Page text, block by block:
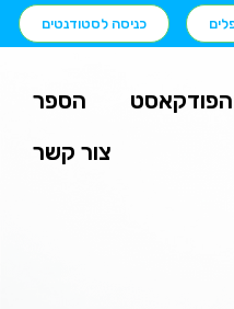
כניסה לסטודנטים
הפודקאסט
הספר
צור קשר